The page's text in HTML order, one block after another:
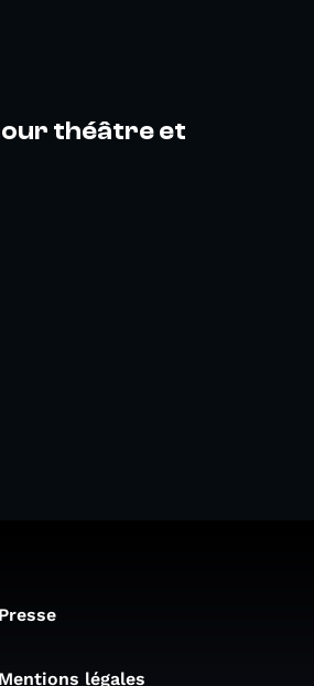
théâtre et
Presse
Mentions légales